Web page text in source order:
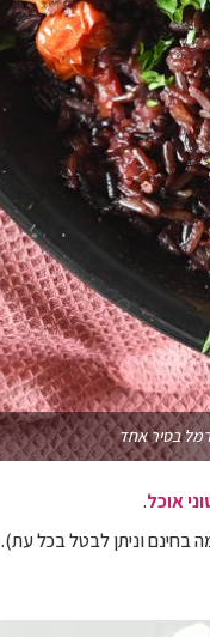
בסיר אחד
אוכל.
בחינם וניתן לבטל בכל עת).